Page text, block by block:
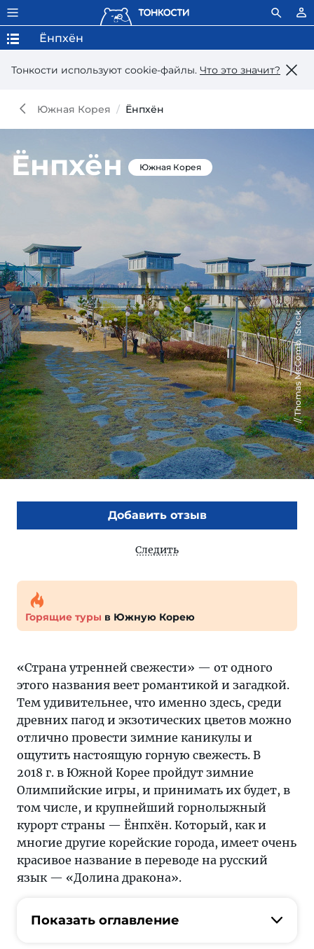
Тонкости используют сookie-файлы. Что это значит?
Ёнпхён
Южная Корея Ёнпхён
Ёнпхён Южная Корея
Thomas McComb, iStock
Добавить отзыв
Следить
Горящие туры в Южную Корею
«Страна утренней свежести» — от одного
этого названия веет романтикой и загадкой.
Тем удивительнее, что именно здесь, среди
древних пагод и экзотических цветов можно
отлично провести зимние каникулы и
ощутить настоящую горную свежесть. В
2018 г. в Южной Корее пройдут зимние
Олимпийские игры, и принимать их будет, в
том числе, и крупнейший горнолыжный
курорт страны — Ёнпхён. Который, как и
многие другие корейские города, имеет очень
красивое название в переводе на русский
язык — «Долина дракона».
Показать оглавление